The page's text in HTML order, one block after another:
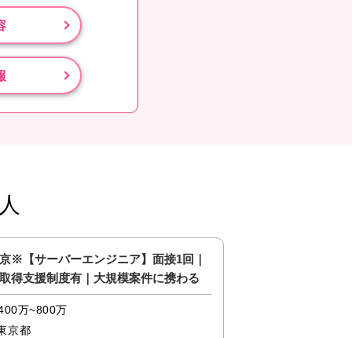
※【サーバーエンジニア】面接1回｜
得支援制度有｜大規模案件に携わる
万~800万
京都